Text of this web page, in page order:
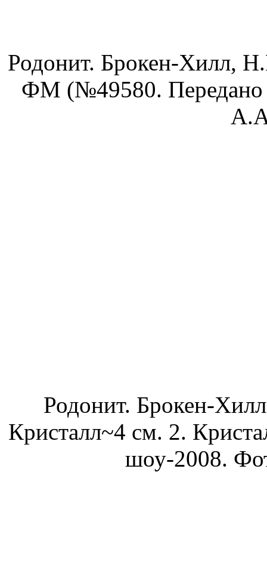
Родонит. Брокен-Хилл,
ФМ (№49580. Передано
Родонит. Брокен-
Кристалл~4 см. 2.
шоу-2008.